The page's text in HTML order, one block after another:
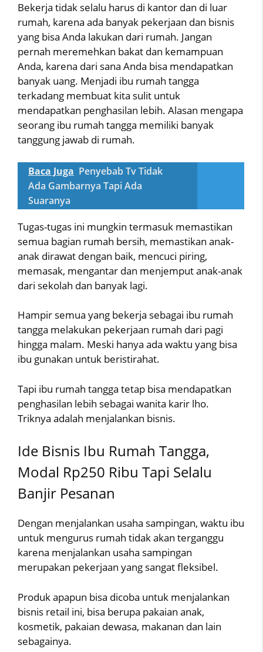
Bekerja tidak selalu harus di kantor dan di luar
rumah, karena ada banyak pekerjaan dan bisnis
yang bisa Anda lakukan dari rumah. Jangan
pernah meremehkan bakat dan kemampuan
Anda, karena dari sana Anda bisa mendapatkan
banyak uang. Menjadi ibu rumah tangga
terkadang membuat kita sulit untuk
mendapatkan penghasilan lebih. Alasan mengapa
seorang ibu rumah tangga memiliki banyak
tanggung jawab di rumah.
Baca Juga Penyebab Tv Tidak
Ada Gambarnya Tapi Ada
Suaranya
Tugas-tugas ini mungkin termasuk memastikan
semua bagian rumah bersih, memastikan anak-
anak dirawat dengan baik, mencuci piring,
memasak, mengantar dan menjemput anak-anak
dari sekolah dan banyak lagi.
Hampir semua yang bekerja sebagai ibu rumah
tangga melakukan pekerjaan rumah dari pagi
hingga malam. Meski hanya ada waktu yang bisa
ibu gunakan untuk beristirahat.
Tapi ibu rumah tangga tetap bisa mendapatkan
penghasilan lebih sebagai wanita karir lho.
Triknya adalah menjalankan bisnis.
Ide Bisnis Ibu Rumah Tangga,
Modal Rp250 Ribu Tapi Selalu
Banjir Pesanan
Dengan menjalankan usaha sampingan, waktu ibu
untuk mengurus rumah tidak akan terganggu
karena menjalankan usaha sampingan
merupakan pekerjaan yang sangat fleksibel.
Produk apapun bisa dicoba untuk menjalankan
bisnis retail ini, bisa berupa pakaian anak,
kosmetik, pakaian dewasa, makanan dan lain
sebagainya.